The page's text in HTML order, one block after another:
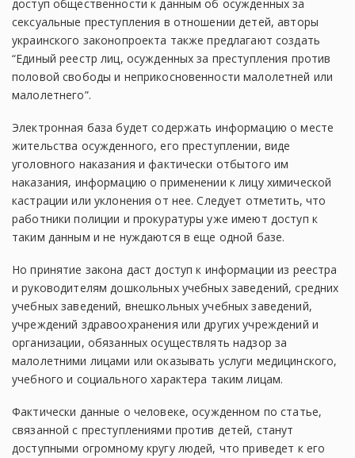
доступ общественности к данным об осужденных за
сексуальные преступления в отношении детей, авторы
украинского законопроекта также предлагают создать
“Единый реестр лиц, осужденных за преступления против
половой свободы и неприкосновенности малолетней или
малолетнего”.
Электронная база будет содержать информацию о месте
жительства осужденного, его преступлении, виде
уголовного наказания и фактически отбытого им
наказания, информацию о применении к лицу химической
кастрации или уклонения от нее. Следует отметить, что
работники полиции и прокуратуры уже имеют доступ к
таким данным и не нуждаются в еще одной базе.
Но принятие закона даст доступ к информации из реестра
и руководителям дошкольных учебных заведений, средних
учебных заведений, внешкольных учебных заведений,
учреждений здравоохранения или других учреждений и
организации, обязанных осуществлять надзор за
малолетними лицами или оказывать услуги медицинского,
учебного и социального характера таким лицам.
Фактически данные о человеке, осужденном по статье,
связанной с преступлениями против детей, станут
доступными огромному кругу людей, что приведет к его